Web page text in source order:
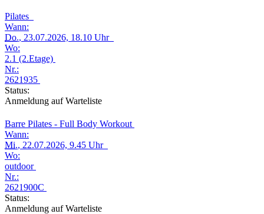
Pilates
Wann:
Do., 23.07.2026, 18.10 Uhr
Wo:
2.1 (2.Etage)
Nr.:
2621935
Status:
Anmeldung auf Warteliste
Barre Pilates - Full Body Workout
Wann:
Mi., 22.07.2026, 9.45 Uhr
Wo:
outdoor
Nr.:
2621900C
Status:
Anmeldung auf Warteliste